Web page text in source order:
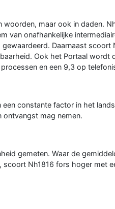
woorden, maar ook in daden.
van onafhankelijke
Daarnaast scoort
Ook het Portaal wordt
en een 9,3 op
constante factor in het
ontvangst mag nemen.
gemeten. Waar de
Nh1816 fors hoger met